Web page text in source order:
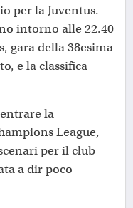
per la Juventus.
intorno alle 22.40
gara della 38esima
e la classifica
la
League,
per il club
a dir poco